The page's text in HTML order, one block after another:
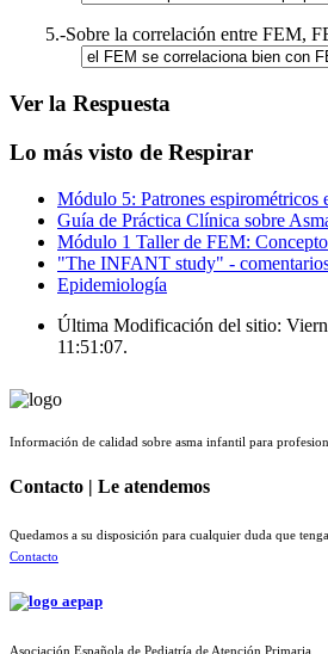
5.-Sobre la correlación entre FEM,
Ver la Respuesta
Lo más visto de Respirar
Módulo 5: Patrones espirométricos
Guía de Práctica Clínica sobre
Módulo 1 Taller de FEM:
"The INFANT study" -
Epidemiología
Última Modificación del sitio:
11:51:07.
Información de calidad sobre asma infantil para
Contacto | Le atendemos
Quedamos a su disposición para cualquier duda que
Contacto
Asociación Española de Pediatría de Atención Primaria